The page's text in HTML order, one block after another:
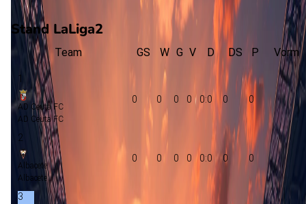
vorm
Stand LaLiga2
Team GS W G V D DS P Vorm
1
AD Ceuta FC
AD Ceuta FC
0 0 0 0 0:0 0 0
2
Albacete
Albacete
0 0 0 0 0:0 0 0
3